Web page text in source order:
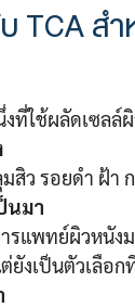
TCA ส
ที่ใช้ผลัดเซลล์
สิว รอยดำ ฝ้า
นมา
ารแพทย์ผิวหนัง
ยังเป็นตัวเลือ